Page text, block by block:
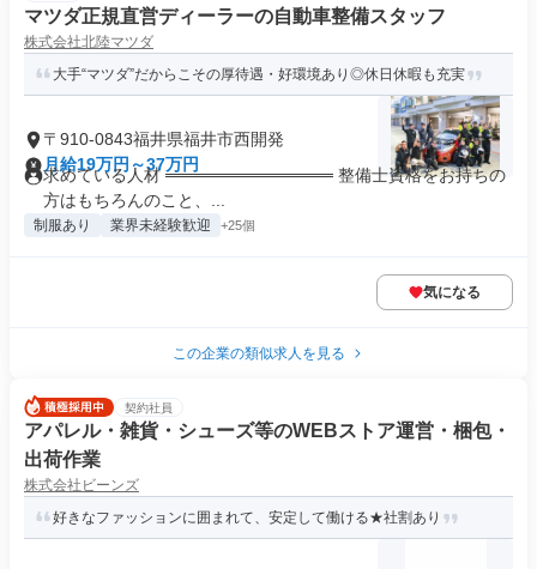
マツダ正規直営ディーラーの自動車整備スタッフ
株式会社北陸マツダ
大手“マツダ”だからこその厚待遇・好環境あり◎休日休暇も充実
〒910-0843福井県福井市西開発
月給19万円～37万円
求めている人材 ══════════════ 整備士資格をお持ちの
方はもちろんのこと、...
制服あり 業界未経験歓迎 +25個
気になる
この企業の類似求人を見る
契約社員
アパレル・雑貨・シューズ等のWEBストア運営・梱包・
出荷作業
株式会社ビーンズ
好きなファッションに囲まれて、安定して働ける★社割あり